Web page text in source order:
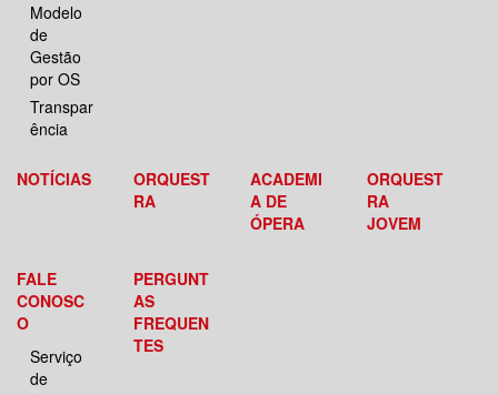
Modelo
de
Gestão
por OS
Transpar
ência
NOTÍCIAS
ORQUEST
RA
ACADEMI
A DE
ÓPERA
ORQUEST
RA
JOVEM
FALE
CONOSC
O
Serviço
de
PERGUNT
AS
FREQUEN
TES